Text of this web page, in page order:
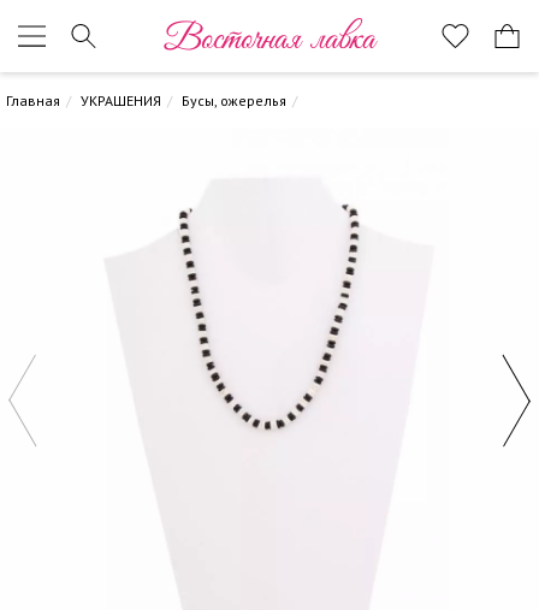
Восточная лавка
Главная УКРАШЕНИЯ Бусы, ожерелья